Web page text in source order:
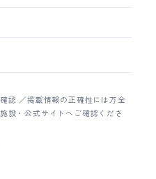
認 ／掲載情報の正確性には万全
設・公式サイトへご確認くださ